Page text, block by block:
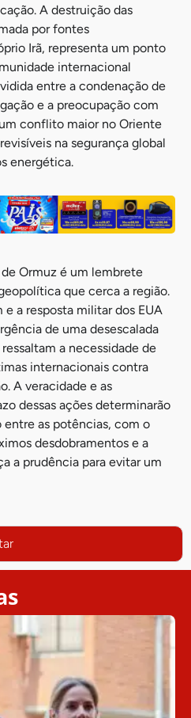
A destruição das
por fontes
Irã, representa um ponto
internacional
entre a condenação de
e a preocupação com
conflito maior no Oriente
na segurança global
energética.
Ormuz é um lembrete
que cerca a região.
a resposta militar dos EUA
de uma desescalada
a necessidade de
internacionais contra
A veracidade e as
dessas ações determinarão
entre as potências, com o
desdobramentos e a
a prudência para evitar um